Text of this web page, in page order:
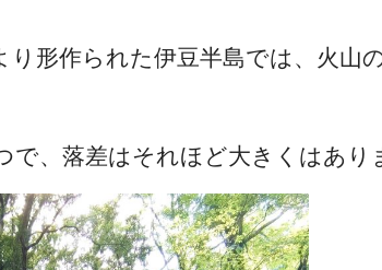
り形作られた伊豆半島では、火
で、落差はそれほど大きくはあ